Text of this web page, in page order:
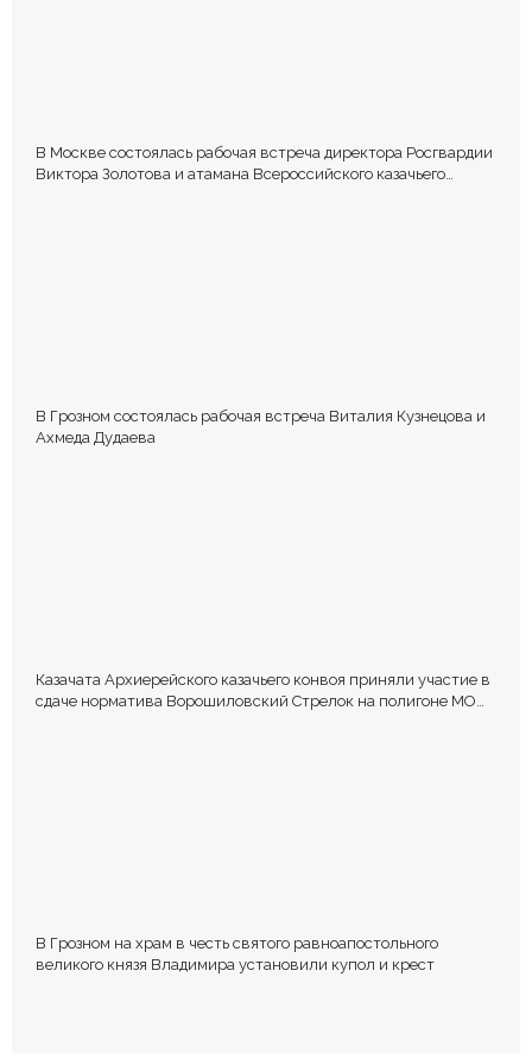
В Москве состоялась рабочая встреча директора Росгвардии
Виктора Золотова и атамана Всероссийского казачьего
В Грозном состоялась рабочая встреча Виталия Кузнецова и
Ахмеда Дудаева
Казачата Архиерейского казачьего конвоя приняли участие в
сдаче норматива Ворошиловский Стрелок на полигоне МО
В Грозном на храм в честь святого равноапостольного
великого князя Владимира установили купол и крест